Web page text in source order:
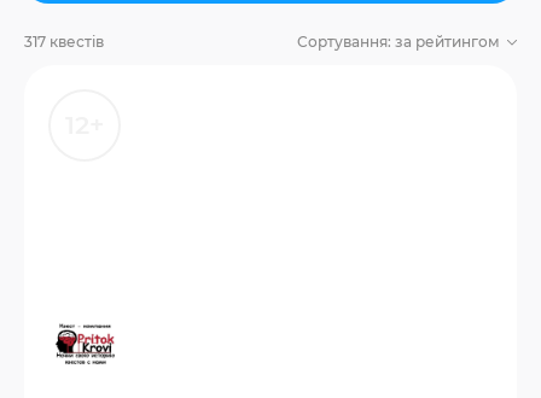
317 квестів Сортування: за рейтингом